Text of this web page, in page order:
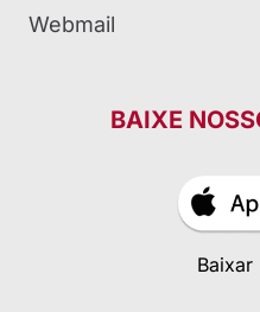
Webmail
BAIXE
Baixar